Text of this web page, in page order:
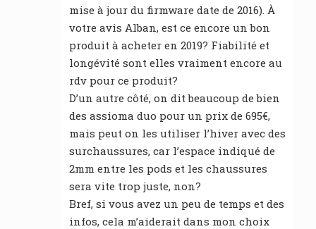
mise à jour du firmware date de 2016). À
votre avis Alban, est ce encore un bon
produit à acheter en 2019? Fiabilité et
longévité sont elles vraiment encore au
rdv pour ce produit?
D’un autre côté, on dit beaucoup de bien
des assioma duo pour un prix de 695€,
mais peut on les utiliser l’hiver avec des
surchaussures, car l’espace indiqué de
2mm entre les pods et les chaussures
sera vite trop juste, non?
Bref, si vous avez un peu de temps et des
infos, cela m’aiderait dans mon choix